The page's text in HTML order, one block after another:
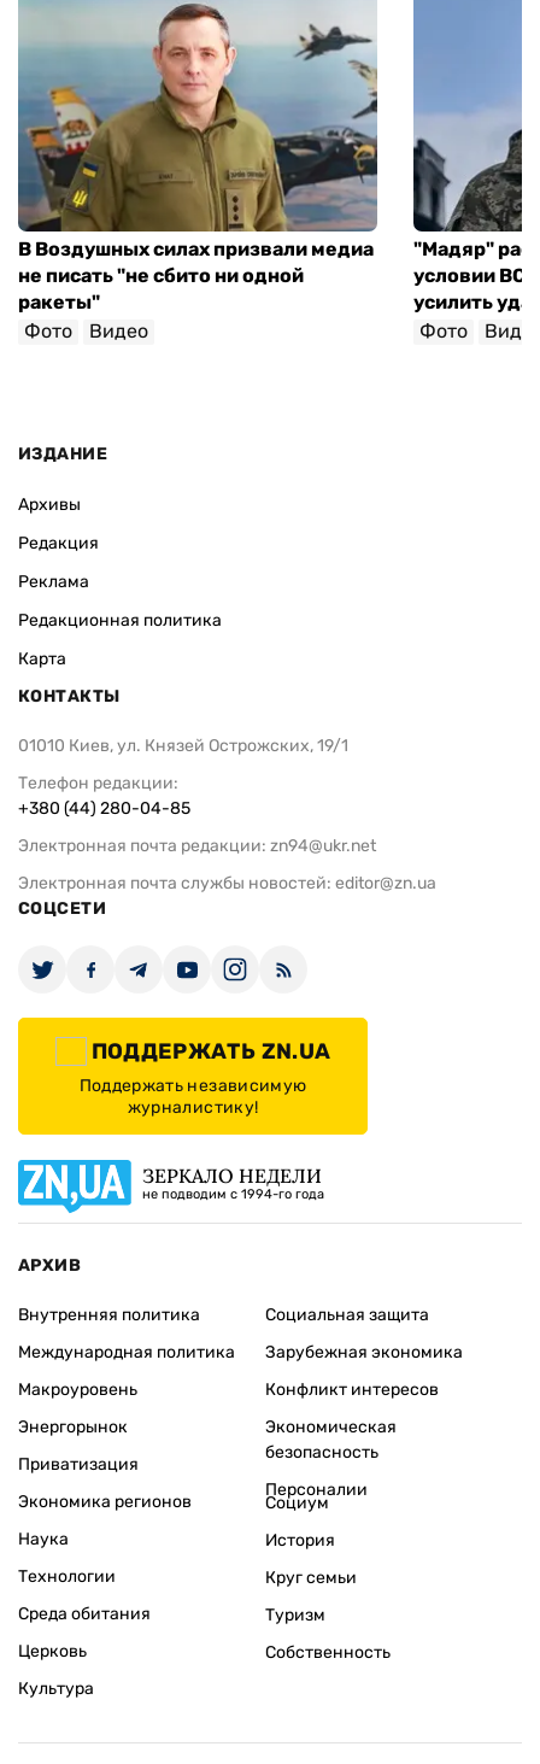
В Воздушных силах призвали медиа
не писать "не сбито ни одной
ракеты"
Фото
Видео
"Мадяр"
условии
усилить
Фото
ИЗДАНИЕ
Архивы
Редакция
Реклама
Редакционная политика
Карта
КОНТАКТЫ
01010 Киев, ул. Князей Острожских, 19/1
Телефон редакции:
+380 (44) 280-04-85
Электронная почта редакции: zn94@ukr.net
Электронная почта службы новостей: editor@zn.ua
СОЦСЕТИ
ПОДДЕРЖАТЬ ZN.UA
Поддержать независимую
журналистику!
ЗЕРКАЛО НЕДЕЛИ
не подводим с 1994-го года
АРХИВ
Внутренняя политика
Международная политика
Макроуровень
Энергорынок
Приватизация
Экономика регионов
Социальная защита
Зарубежная экономика
Конфликт интересов
Экономическая
безопасность
Персоналии
Наука
Технологии
Среда обитания
Церковь
Культура
Социум
История
Круг семьи
Туризм
Собственность